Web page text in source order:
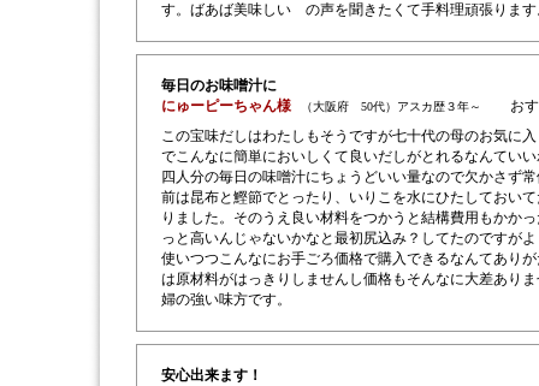
す。ばあば美味しい の声を聞きたくて手料理頑張ります
毎日のお味噌汁に
にゅーピーちゃん様
（大阪府 50代）アスカ歴３年～
おす
この宝味だしはわたしもそうですが七十代の母のお気に
でこんなに簡単においしくて良いだしがとれるなんてい
四人分の毎日の味噌汁にちょうどいい量なので欠かさず
前は昆布と鰹節でとったり、いりこを水にひたしておい
りました。そのうえ良い材料をつかうと結構費用もかか
っと高いんじゃないかなと最初尻込み？してたのですが
使いつつこんなにお手ごろ価格で購入できるなんてあり
は原材料がはっきりしませんし価格もそんなに大差あり
婦の強い味方です。
安心出来ます！